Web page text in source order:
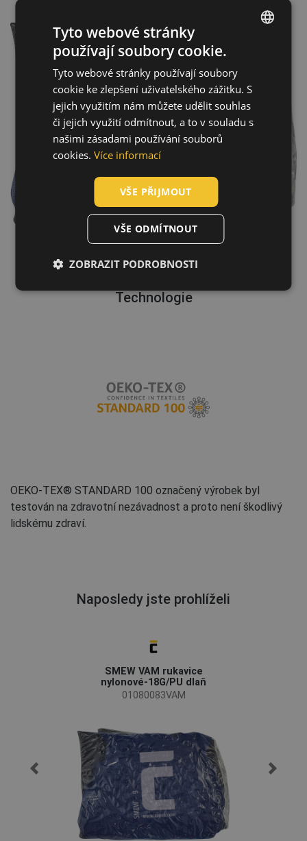
Technologie
OEKO-TEX® STANDARD 100 označený výrobek byl
testován na zdravotní nezávadnost a proto není škodlivý
lidskému zdraví.
Naposledy jste prohlíželi
SMEW VAM rukavice
nylonové-18G/PU dlaň
01080083VAM
ENGLISH
CZECH
HUNGARIAN
SLOVAK
ROMANIAN
DUTCH
LATVIAN
Tyto webové stránky
používají soubory cookie.
Tyto webové stránky používají soubory
cookie ke zlepšení uživatelského zážitku. S
jejich využitím nám můžete udělit souhlas
či jejich využití odmítnout, a to v souladu s
našimi zásadami používání souborů
cookies. Více informací
VŠE PŘIJMOUT
VŠE ODMÍTNOUT
ZOBRAZIT PODROBNOSTI